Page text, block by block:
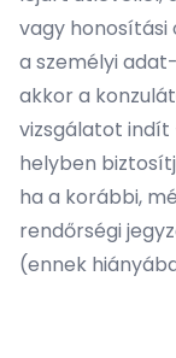
vagy honosítási
a személyi
akkor a
vizsgálatot
helyben
ha a korábbi,
rendőrségi
(ennek